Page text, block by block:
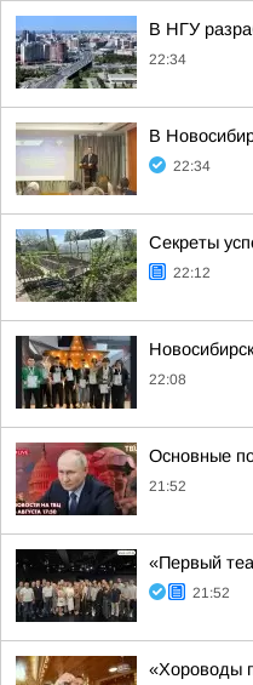
В НГУ
22:34
В
22:34
Секреты
22:12
22:08
Основные
21:52
«Первый
21:52
«Хороводы